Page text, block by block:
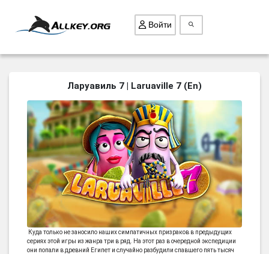
ПОИСК ПРЕДМЕТОВ
ГОЛОВОЛОМКИ
БИЗНЕС
ТРИ-В-РЯД
СТРАТЕГИИ
СТРЕЛЯЛКИ
КВЕСТ
КАК СКАЧАТЬ
Войти
Ларуавиль 7 | Laruaville 7 (En)
Куда только не заносило наших симпатичных призраков в предыдущих
сериях этой игры из жанра три в ряд. На этот раз в очередной экспедиции
они попали в древний Египет и случайно разбудили спавшего пять тысяч